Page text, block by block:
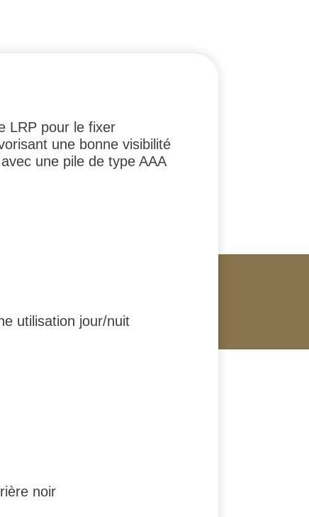
LRP pour le fixer
une bonne visibilité
une pile de type AAA
utilisation jour/nuit
noir